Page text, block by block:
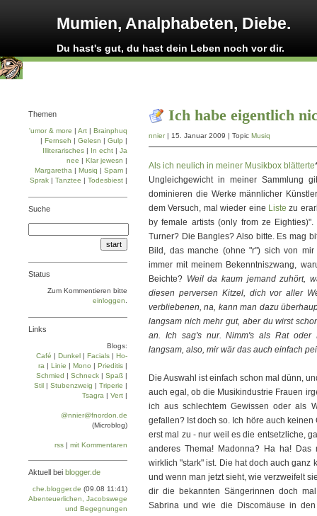
Mumien, Analphabeten, Diebe.
Du hast's gut, du hast dein Leben noch vor dir.
Ich habe eigentlich
nnier| 15. Januar 2009 | Topic Musiq
Als ich neulich in meiner Musikbox blätterte
Ungleichgewicht in meiner Sammlung
dominieren die Werke männlicher
dem Versuch, mal wieder eine Liste zu
by female artists (only from ze
Turner? Die Bangles? Also bitte. Es mag
Bild, das manche (ohne "r") sich von
immer mit meinem Bekenntniszwang,
Beichte? Weil da kaum jemand zuhört,
diesen perversen Kitzel, dich vor aller
verbliebenen, na, kann man dazu
langsam nich mehr gut, aber du wirst
an. Ich sag's nur. Nimm's als Rat oder
langsam, also, mir wär das auch einfach
Die Auswahl ist einfach schon mal dünn,
auch egal, ob die Musikindustrie Frauen
ich aus schlechtem Gewissen oder als
gefallen? Ist doch so. Ich höre auch
erst mal zu - nur weil es die entsetzliche,
anderes Thema! Madonna? Ha ha!
wirklich "stark" ist. Die hat doch auch ganz
und wenn man jetzt sieht, wie verzweifelt
dir die bekannten Sängerinnen doch
Sabrina und wie die Discomäuse in
Themen
'umor & more | Art | Brainphuq
| Fernseh | Gelesn | Gulp |
Illiterarisches | In echt | Ja
nee | Klar jewesn |
Margaretha | Musiq | Spam |
Sprak | Tanztee | Todesbiest |
Suche
Status
Zum Kommentieren bitte
einloggen
Links
Blogs:
Café | Dun­kel | Facials | Ho­
ra | Linie | Mo­no | Prie­di­tis |
Schmied | Schneck | Spaß |
Stil | Stu­ben­zweig | Tri­pe­rie |
Tsa­gra | Vert |
@nnier@fnordon.de
(Microblog)
rss | mit Kommentaren
Aktuell bei blogger.de
che.blogger.de (09.08 11:41)
Abenteuerlichen, Jacobswege
und Begegnungen